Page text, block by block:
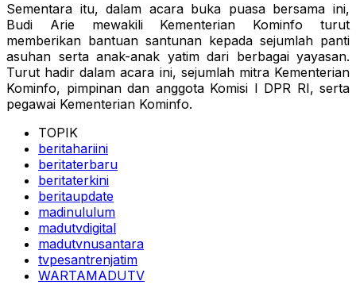
Sementara itu, dalam acara buka puasa bersama ini,
Budi Arie mewakili Kementerian Kominfo turut
memberikan bantuan santunan kepada sejumlah panti
asuhan serta anak-anak yatim dari berbagai yayasan.
Turut hadir dalam acara ini, sejumlah mitra Kementerian
Kominfo, pimpinan dan anggota Komisi I DPR RI, serta
pegawai Kementerian Kominfo.
TOPIK
beritahariini
beritaterbaru
beritaterkini
beritaupdate
madinululum
madutvdigital
madutvnusantara
tvpesantrenjatim
WARTAMADUTV